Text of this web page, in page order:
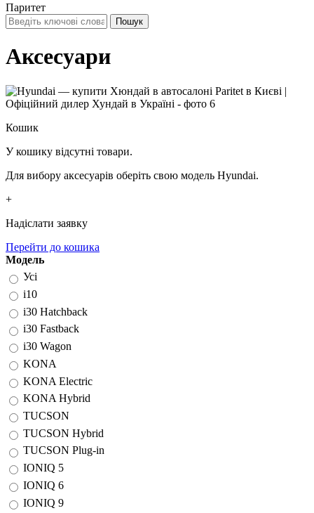
Паритет
Аксесуари
Кошик
У кошику відсутні товари.
Для вибору аксесуарів оберіть свою модель Hyundai.
+
Надіслати заявку
Перейти до кошика
Модель
Усі
i10
i30 Hatchback
i30 Fastback
i30 Wagon
KONA
KONA Electric
KONA Hybrid
TUCSON
TUCSON Hybrid
TUCSON Plug-in
IONIQ 5
IONIQ 6
IONIQ 9